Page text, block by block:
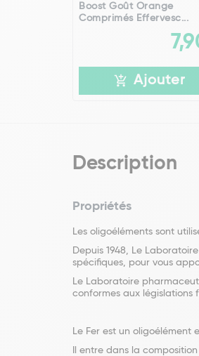
Boost Goût Orange
Comprimés Effervesc...
Ajouter
Description
Propriétés
Les oligoéléments sont
Depuis 1948, Le
spécifiques, pour vous
Le Laboratoire
conformes aux législations
Le Fer est un oligoélément
Il entre dans la